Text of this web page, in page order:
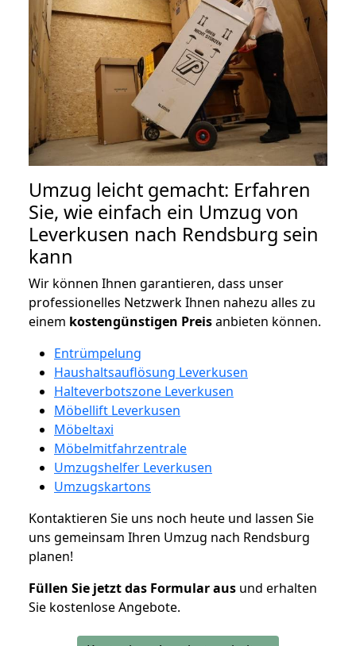
Umzug leicht gemacht: Erfahren
Sie, wie einfach ein Umzug von
Leverkusen nach Rendsburg sein
kann
Wir können Ihnen garantieren, dass unser
professionelles Netzwerk Ihnen nahezu alles zu
einem kostengünstigen Preisanbieten können.
Entrümpelung
Haushaltsauflösung Leverkusen
Halteverbotszone Leverkusen
Möbellift Leverkusen
Möbeltaxi
Möbelmitfahrzentrale
Umzugshelfer Leverkusen
Umzugskartons
Kontaktieren Sie uns noch heute und lassen Sie
uns gemeinsam Ihren Umzug nach Rendsburg
planen!
Füllen Sie jetzt das Formular aus und erhalten
Sie kostenlose Angebote.